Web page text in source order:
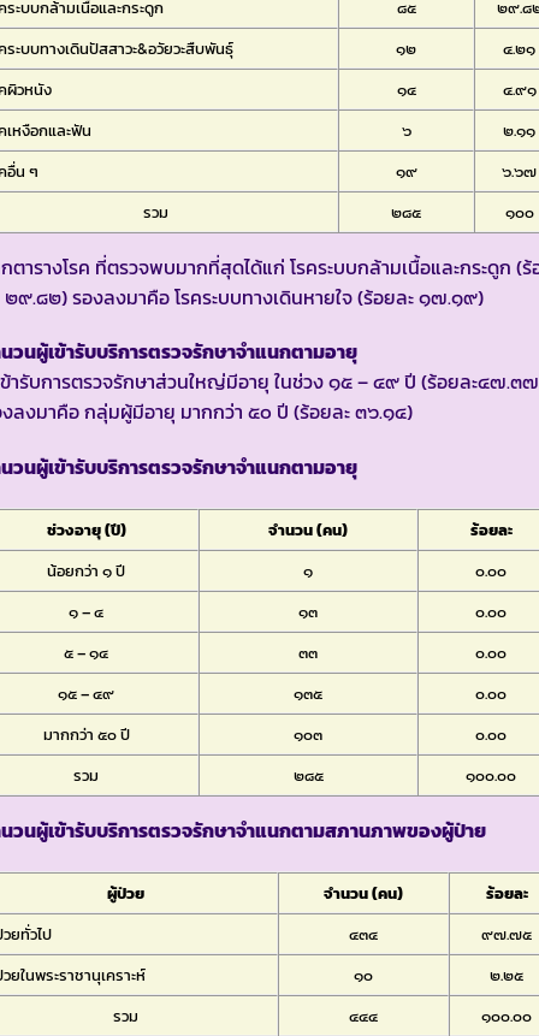
ระบบกล้ามเนื้อและกระดูก ๘๕
๒๙.๘
ระบบทางเดินปัสสาวะ&อวัยวะสืบพันธุ์
๑๒
๔.๒๑
ผิวหนัง
๑๔
๔.๙๑
เหงือกและฟัน
๖
๒.๑๑
อื่น ๆ
๑๙
๖.๖๗
รวม
๒๘๕ ๑๐๐
ตารางโรค ที่ตรวจพบมากที่สุดได้แก่ โรคระบบกล้ามเนื้อและกระดูก (ร้
๒๙.๘๒) รองลงมาคือ โรคระบบทางเดินหายใจ (ร้อยละ ๑๗.๑๙)
วนผู้เข้ารับบริการตรวจรักษาจำแนกตามอายุ
ารับการตรวจรักษาส่วนใหญ่มีอายุ ในช่วง ๑๕ – ๔๙ ปี (ร้อยละ๔๗.๓
ลงมาคือ กลุ่มผู้มีอายุ มากกว่า ๕๐ ปี (ร้อยละ ๓๖.๑๔)
วนผู้เข้ารับบริการตรวจรักษาจำแนกตามอายุ
ช่วงอายุ (ปี) จำนวน (คน)
ร้อยละ
น้อยกว่า ๑ ปี
๑
๐.๐๐
๑ – ๔
๑๓
๐.๐๐
๕ – ๑๔
๓๓
๐.๐๐
๑๕ – ๔๙
๑๓๕
๐.๐๐
มากกว่า ๕๐ ปี
๑๐๓
๐.๐๐
รวม
๒๘๕ ๑๐๐.๐๐
วนผู้เข้ารับบริการตรวจรักษาจำแนกตามสภานภาพของผู้ป่าย
ผู้ป่วย จำนวน (คน)
ร้อยละ
ยทั่วไป
๔๓๔
๙๗.๗๕
ยในพระราชานุเคราะห์
๑๐
๒.๒๕
รวม
๔๔๔ ๑๐๐.๐๐